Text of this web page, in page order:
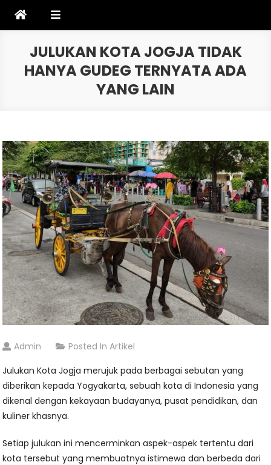
JULUKAN KOTA JOGJA TIDAK
HANYA GUDEG TERNYATA ADA
YANG LAIN
Admin Posted InArtikel
Julukan Kota Jogja merujuk pada berbagai sebutan yang
diberikan kepada Yogyakarta, sebuah kota di Indonesia yang
dikenal dengan kekayaan budayanya, pusat pendidikan, dan
kuliner khasnya.
Setiap julukan ini mencerminkan aspek-aspek tertentu dari
kota tersebut yang membuatnya istimewa dan berbeda dari